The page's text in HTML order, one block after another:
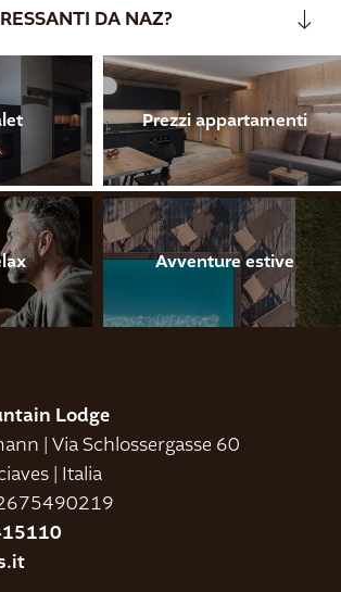
DA NAZ?
Prezzi appartamenti
Avventure estive
Lodge
Via Schlossergasse 60
Italia
it